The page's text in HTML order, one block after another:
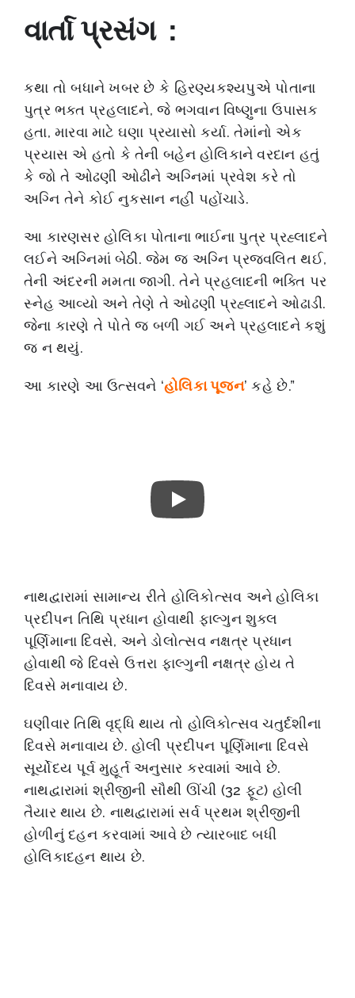
વાર્તા પ્રસંગ :
કથા તો બધાને ખબર છે કે હિરણ્યકશ્યપુએ પોતાના
પુત્ર ભક્ત પ્રહલાદને, જે ભગવાન વિષ્ણુના ઉપાસક
હતા, મારવા માટે ઘણા પ્રયાસો કર્યા. તેમાંનો એક
પ્રયાસ એ હતો કે તેની બહેન હોલિકાને વરદાન હતું
કે જો તે ઓઢણી ઓઢીને અગ્નિમાં પ્રવેશ કરે તો
અગ્નિ તેને કોઈ નુકસાન નહીં પહોંચાડે.
આ કારણસર હોલિકા પોતાના ભાઈના પુત્ર પ્રહ્લાદને
લઈને અગ્નિમાં બેઠી. જેમ જ અગ્નિ પ્રજ્વલિત થઈ,
તેની અંદરની મમતા જાગી. તેને પ્રહલાદની ભક્તિ પર
સ્નેહ આવ્યો અને તેણે તે ઓઢણી પ્રહ્લાદને ઓઢાડી.
જેના કારણે તે પોતે જ બળી ગઈ અને પ્રહલાદને કશું
જ ન થયું.
આ કારણે આ ઉત્સવને ‘હોલિકા પૂજન’ કહે છે.”
નાથદ્વારામાં સામાન્ય રીતે હોલિકોત્સવ અને હોલિકા
પ્રદીપન તિથિ પ્રધાન હોવાથી ફાલ્ગુન શુક્લ
પૂર્ણિમાના દિવસે, અને ડોલોત્સવ નક્ષત્ર પ્રધાન
હોવાથી જે દિવસે ઉત્તરા ફાલ્ગુની નક્ષત્ર હોય તે
દિવસે મનાવાય છે.
ઘણીવાર તિથિ વૃદ્ધિ થાય તો હોલિકોત્સવ ચતુર્દશીના
દિવસે મનાવાય છે. હોલી પ્રદીપન પૂર્ણિમાના દિવસે
સૂર્યોદય પૂર્વ મુહૂર્ત અનુસાર કરવામાં આવે છે.
નાથદ્વારામાં શ્રીજીની સૌથી ઊંચી (32 ફૂટ) હોલી
તૈયાર થાય છે. નાથદ્વારામાં સર્વ પ્રથમ શ્રીજીની
હોળીનું દહન કરવામાં આવે છે ત્યારબાદ બધી
હોલિકાદહન થાય છે.